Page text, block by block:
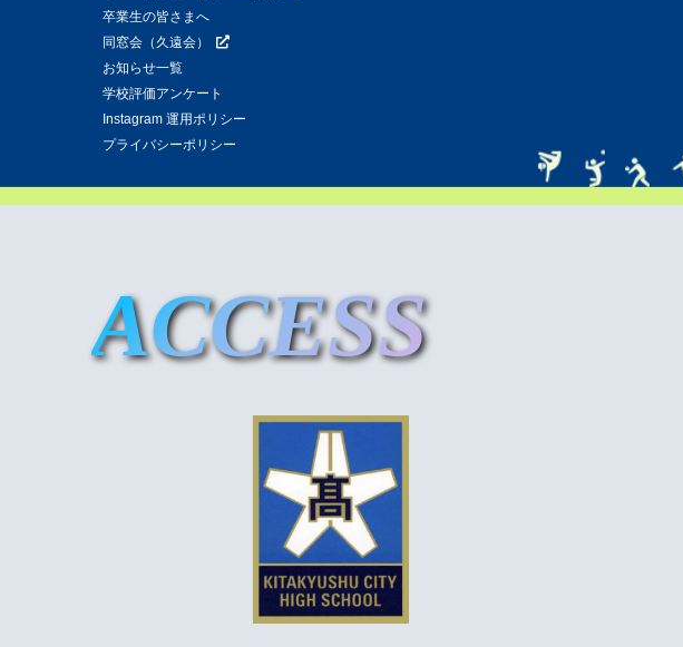
卒業生の皆さまへ
同窓会（久遠会）
お知らせ一覧
学校評価アンケート
Instagram 運用ポリシー
プライバシーポリシー
ACCESS